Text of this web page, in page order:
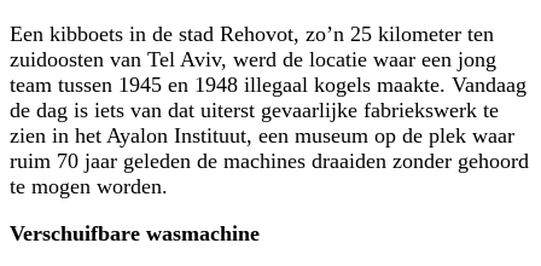
Een kibboets in de stad Rehovot, zo’n 25 kilometer ten
zuidoosten van Tel Aviv, werd de locatie waar een jong
team tussen 1945 en 1948 illegaal kogels maakte. Vandaag
de dag is iets van dat uiterst gevaarlijke fabriekswerk te
zien in het Ayalon Instituut, een museum op de plek waar
ruim 70 jaar geleden de machines draaiden zonder gehoord
te mogen worden.
Verschuifbare wasmachine